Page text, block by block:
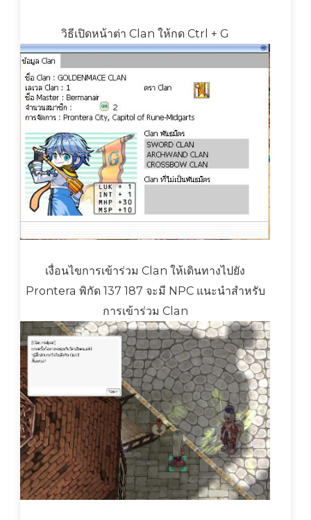
วิธีเปิดหน้าต่า Clan ให้กด Ctrl + G
เงื่อนไขการเข้าร่วม Clan ให้เดินทางไปยัง
Prontera พิกัด 137 187 จะมี NPC แนะนำสำหรับ
การเข้าร่วม Clan